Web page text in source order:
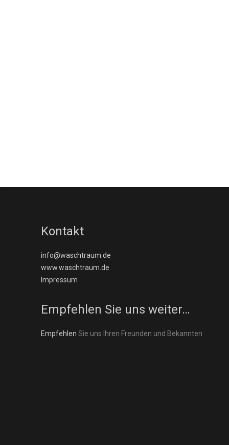
Kontakt
info@waschtraum.de
www.waschtraum.de
Impressum
Empfehlen Sie uns weiter…
Empfehlen Sie uns Ihren Freunden und Bekannten